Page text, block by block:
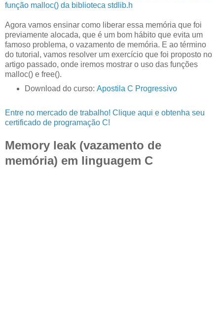
função malloc() da biblioteca stdlib.h
Agora vamos ensinar como liberar essa memória que foi
previamente alocada, que é um bom hábito que evita um
famoso problema, o vazamento de memória. E ao término
do tutorial, vamos resolver um exercício que foi proposto no
artigo passado, onde iremos mostrar o uso das funções
malloc() e free().
Download do curso: Apostila C Progressivo
Entre no mercado de trabalho! Clique aqui e obtenha seu
certificado de programação C!
Memory leak (vazamento de
memória) em linguagem C